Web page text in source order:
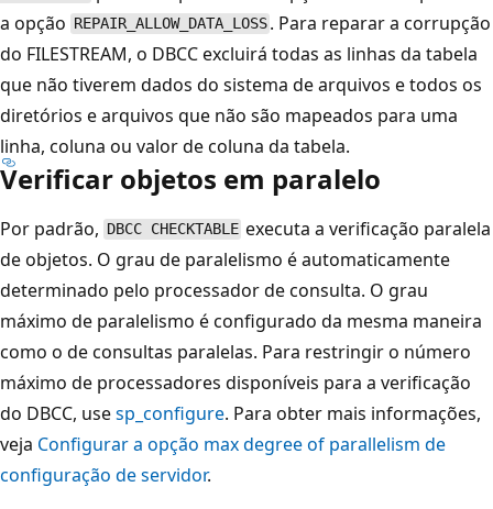
a opção REPAIR_ALLOW_DATA_LOSS . Para reparar a corrupção
do FILESTREAM, o DBCC excluirá todas as linhas da tabela
que não tiverem dados do sistema de arquivos e todos os
diretórios e arquivos que não são mapeados para uma
linha, coluna ou valor de coluna da tabela.
Verificar objetos em paralelo
Por padrão, DBCC CHECKTABLE executa a verificação paralela
de objetos. O grau de paralelismo é automaticamente
determinado pelo processador de consulta. O grau
máximo de paralelismo é configurado da mesma maneira
como o de consultas paralelas. Para restringir o número
máximo de processadores disponíveis para a verificação
do DBCC, usesp_configure. Para obter mais informações,
veja Configurar a opção max degree of parallelism de
configuração de servidor.